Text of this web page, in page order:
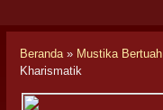
Beranda» Mustika
Kharismatik